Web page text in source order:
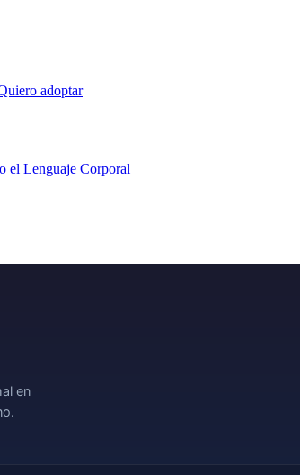
adoptar
el Lenguaje Corporal
en